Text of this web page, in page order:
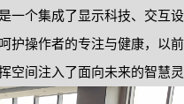
个集成了显示科技、交互
护操作者的专注与健康，以
间注入了面向未来的智慧灵